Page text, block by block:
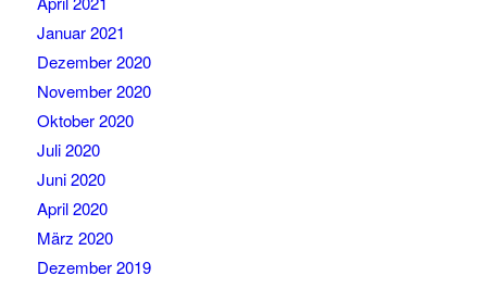
Januar 2021
Dezember 2020
November 2020
Oktober 2020
Juli 2020
Juni 2020
April 2020
März 2020
Dezember 2019